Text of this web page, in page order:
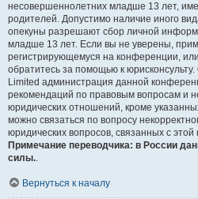
несовершеннолетних младше 13 лет,
родителей. Допустимо наличие иного
опекуны разрешают сбор личной
младше 13 лет. Если вы не уверены,
регистрирующемуся на конференции,
обратитесь за помощью к
Limited администрация данной
рекомендаций по правовым вопросам и
юридических отношений, кроме
можно связаться по вопросу
юридических вопросов, связанных с
Примечание переводчика: в России
силы..
Вернуться к началу